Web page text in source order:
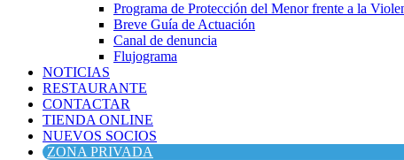
Programa de Protección del Menor frente a la
Breve Guía de Actuación
Canal de denuncia
Flujograma
NOTICIAS
RESTAURANTE
CONTACTAR
TIENDA ONLINE
NUEVOS SOCIOS
ZONA PRIVADA